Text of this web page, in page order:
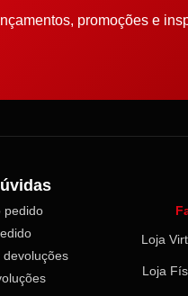
promoções e
pedido
devoluções
Loja
Loja